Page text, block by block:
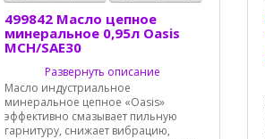
499842 Масло цепное
минеральное 0,95л Oasis
MCH/SAE30
Развернуть описание
Масло индустриальное
минеральное цепное «Oasis»
эффективно смазывает пильную
гарнитуру, снижает вибрацию,